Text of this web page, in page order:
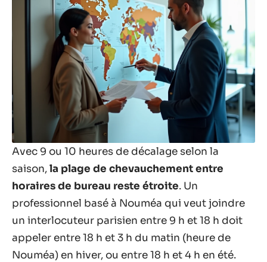
Avec 9 ou 10 heures de décalage selon la
saison,la plage de chevauchement entre
horaires de bureau reste étroite. Un
professionnel basé à Nouméa qui veut joindre
un interlocuteur parisien entre 9 h et 18 h doit
appeler entre 18 h et 3 h du matin (heure de
Nouméa) en hiver, ou entre 18 h et 4 h en été.